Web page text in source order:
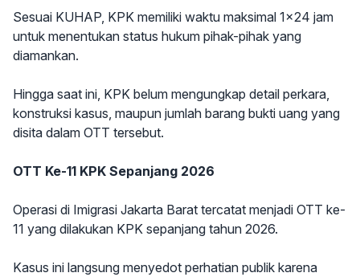
Sesuai KUHAP, KPK memiliki waktu maksimal 1x24 jam
untuk menentukan status hukum pihak-pihak yang
diamankan.
Hingga saat ini, KPK belum mengungkap detail perkara,
konstruksi kasus, maupun jumlah barang bukti uang yang
disita dalam OTT tersebut.
OTT Ke-11 KPK Sepanjang 2026
Operasi di Imigrasi Jakarta Barat tercatat menjadi OTT ke-
11 yang dilakukan KPK sepanjang tahun 2026.
Kasus ini langsung menyedot perhatian publik karena